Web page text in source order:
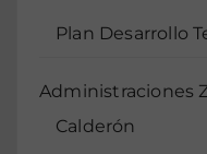
Plan Desarrollo
Administraciones
Calderón